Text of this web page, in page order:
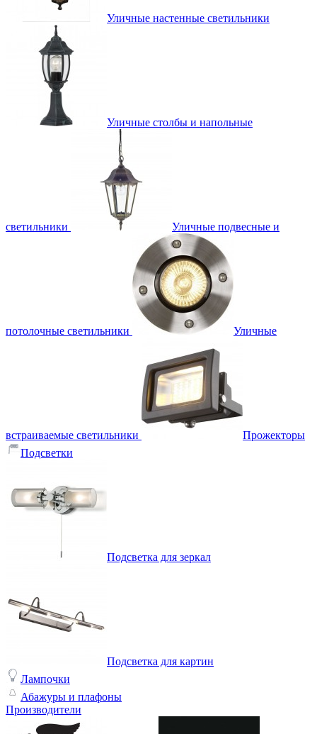
Уличные настенные светильники
Уличные столбы и напольные
светильники Уличные подвесные и
потолочные светильники Уличные
встраиваемые светильники
Прожекторы
Подсветки
Подсветка для зеркал
Подсветка для картин
Лампочки
Абажуры и плафоны
Производители